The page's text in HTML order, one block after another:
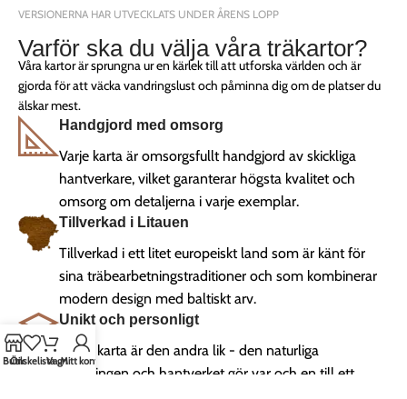
VERSIONERNA HAR UTVECKLATS UNDER ÅRENS LOPP
Varför ska du välja våra träkartor?
Våra kartor är sprungna ur en kärlek till att utforska världen och är
gjorda för att väcka vandringslust och påminna dig om de platser du
älskar mest.
Handgjord med omsorg
Varje karta är omsorgsfullt handgjord av skickliga
hantverkare, vilket garanterar högsta kvalitet och
omsorg om detaljerna i varje exemplar.
Tillverkad i Litauen
Tillverkad i ett litet europeiskt land som är känt för
sina träbearbetningstraditioner och som kombinerar
modern design med baltiskt arv.
Unikt och personligt
Ingen karta är den andra lik - den naturliga
träådringen och hantverket gör var och en till ett
Butik
ÖnskelistaVagnMitt konto